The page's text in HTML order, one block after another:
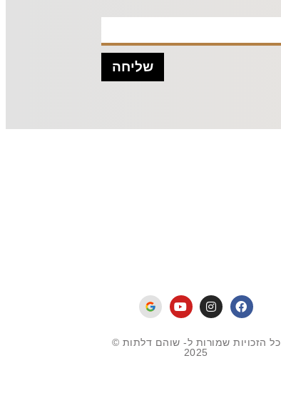
שליחה
כל הזכויות שמורות ל- שוהם דלתות ©
2025